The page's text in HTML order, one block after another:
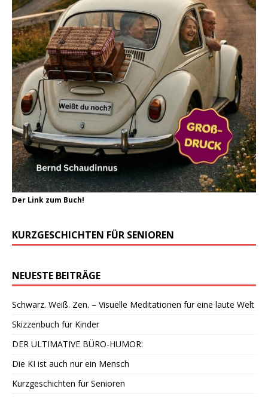
Der Link zum Buch!
KURZGESCHICHTEN FÜR SENIOREN
NEUESTE BEITRÄGE
Schwarz. Weiß. Zen. – Visuelle Meditationen für eine laute Welt
Skizzenbuch für Kinder
DER ULTIMATIVE BÜRO-HUMOR:
Die KI ist auch nur ein Mensch
Kurzgeschichten für Senioren